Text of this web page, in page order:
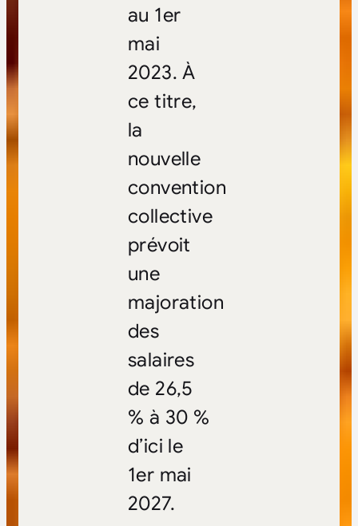
au 1er
mai
2023. À
ce titre,
la
nouvelle
convention
collective
prévoit
une
majoration
des
salaires
de 26,5
% à 30 %
d’ici le
1er mai
2027.